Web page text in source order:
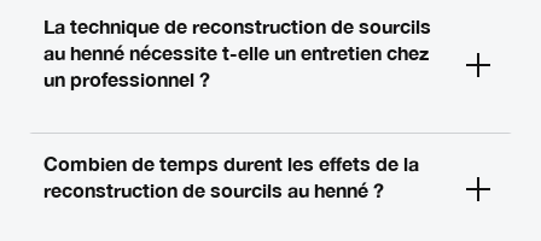
La technique de reconstruction de sourcils
au henné nécessite t-elle un entretien chez
un professionnel ?
Combien de temps durent les effets de la
reconstruction de sourcils au henné ?